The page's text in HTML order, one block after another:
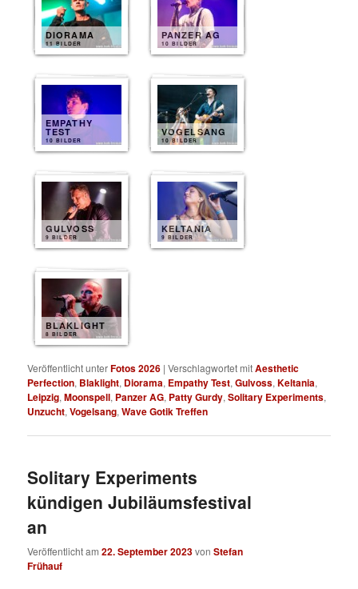
DIORAMA
11 BILDER
PANZER AG
10 BILDER
EMPATHY
TEST
10 BILDER
VOGELSANG
10 BILDER
GULVOSS
9 BILDER
KELTANIA
9 BILDER
BLAKLIGHT
8 BILDER
Veröffentlicht unterFotos 2026 |Verschlagwortet mitAesthetic
Perfection, Blaklight, Diorama, Empathy Test,Gulvoss,Keltania,
Leipzig,Moonspell, Panzer AG, Patty Gurdy,Solitary Experiments,
Unzucht,Vogelsang,Wave Gotik Treffen
Solitary Experiments
kündigen Jubiläumsfestival
an
Veröffentlicht am22. September 2023vonStefan
Frühauf